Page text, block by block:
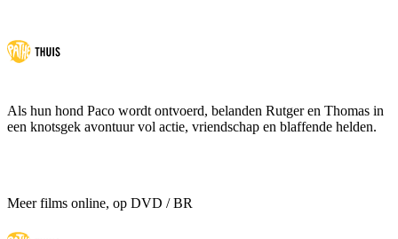
Als hun hond Paco wordt ontvoerd, belanden Rutger en Thomas in
een knotsgek avontuur vol actie, vriendschap en blaffende helden.
Meer films online, op DVD / BR